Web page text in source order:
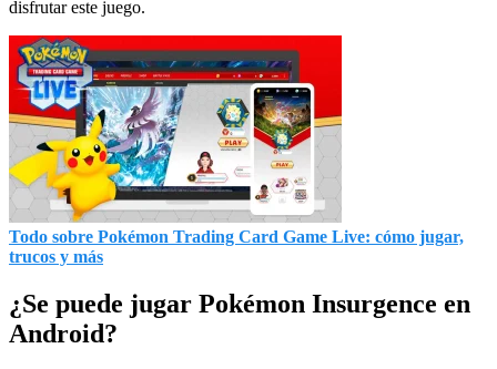
disfrutar este juego.
Todo sobre Pokémon Trading Card Game Live: cómo jugar,
trucos y más
¿Se puede jugar Pokémon Insurgence en
Android?